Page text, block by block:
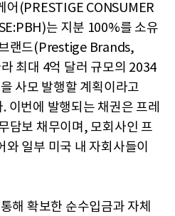
어(PRESTIGE CONSUMER
는 지분 100%를 소유
랜드(Prestige Brands,
최대 4억 달러 규모의 2034
사모 발행할 계획이라고
이번에 발행되는 채권은 프레
담보 채무이며, 모회사인 프
일부 미국 내 자회사들이
해 확보한 순수입금과 자체